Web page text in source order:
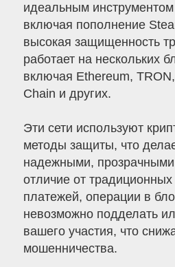
идеальным
включая пополнение
высокая защищенность
работает на нескольких
включая Ethereum,
Chain и других.
Эти сети используют
методы защиты, что
надежными,
отличие от традиционных
платежей, операции в
невозможно подделать
вашего участия, что
мошенничества.